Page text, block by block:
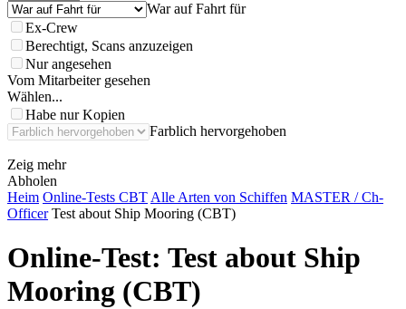
War auf Fahrt für
Ex-Crew
Berechtigt, Scans anzuzeigen
Nur angesehen
Vom Mitarbeiter gesehen
Wählen...
Habe nur Kopien
Farblich hervorgehoben
Zeig mehr
Abholen
Heim Online-Tests CBT Alle Arten von Schiffen MASTER / Ch-
Officer Test about Ship Mooring (CBT)
Online-Test: Test about Ship
Mooring (CBT)